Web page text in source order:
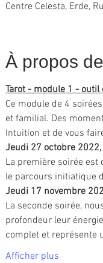
Centre Celesta, Erde,
À propos
Tarot - module 1 - outil
Ce module de 4
et familial. Des
Intuition et de vous
Jeudi 27 octobre
La première soirée est
le parcours initiatique
Jeudi 17 novembre
La seconde soirée,
profondeur leur
complet et représente
Afficher plus